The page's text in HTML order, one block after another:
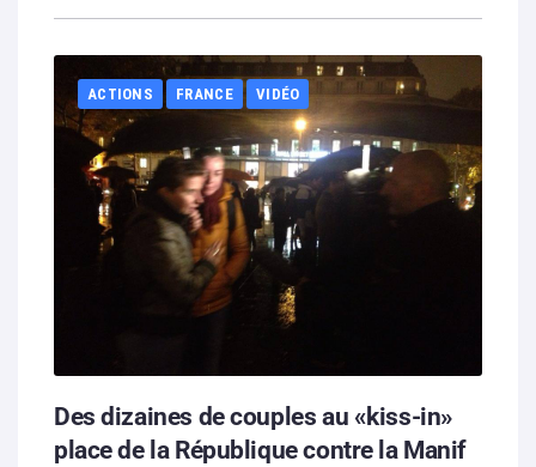
ACTIONS FRANCE VIDÉO
Des dizaines de couples au «kiss-in»
place de la République contre la Manif